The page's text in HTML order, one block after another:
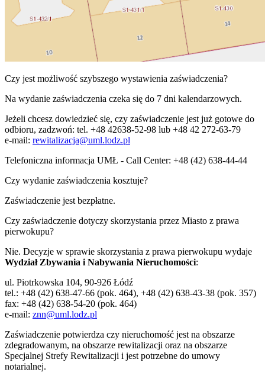
Czy jest możliwość szybszego wystawienia zaświadczenia?
Na wydanie zaświadczenia czeka się do 7 dni kalendarzowych.
Jeżeli chcesz dowiedzieć się, czy zaświadczenie jest już gotowe do
odbioru, zadzwoń: tel. +48 42638-52-98 lub +48 42 272-63-79
e-mail: rewitalizacja@uml.lodz.pl
Telefoniczna informacja UMŁ - Call Center: +48 (42) 638-44-44
Czy wydanie zaświadczenia kosztuje?
Zaświadczenie jest bezpłatne.
Czy zaświadczenie dotyczy skorzystania przez Miasto z prawa
pierwokupu?
Nie. Decyzje w sprawie skorzystania z prawa pierwokupu wydaje
Wydział Zbywania i Nabywania Nieruchomości:
ul. Piotrkowska 104, 90-926 Łódź
tel.: +48 (42) 638-47-66 (pok. 464), +48 (42) 638-43-38 (pok. 357)
fax: +48 (42) 638-54-20 (pok. 464)
e-mail: znn@uml.lodz.pl
Zaświadczenie potwierdza czy nieruchomość jest na obszarze
zdegradowanym, na obszarze rewitalizacji oraz na obszarze
Specjalnej Strefy Rewitalizacji i jest potrzebne do umowy
notarialnej.